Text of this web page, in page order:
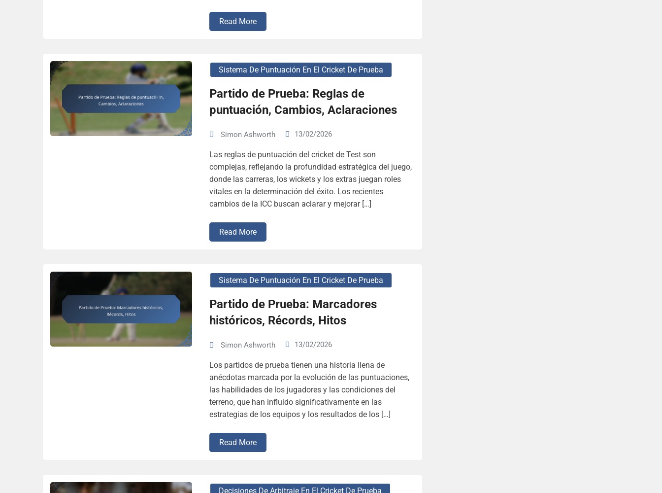
Read More
Sistema De Puntuación En El Cricket De Prueba
Partido de Prueba: Reglas de
puntuación, Cambios, Aclaraciones
Simon Ashworth 13/02/2026
Las reglas de puntuación del cricket de Test son
complejas, reflejando la profundidad estratégica del juego,
donde las carreras, los wickets y los extras juegan roles
vitales en la determinación del éxito. Los recientes
cambios de la ICC buscan aclarar y mejorar […]
Read More
Sistema De Puntuación En El Cricket De Prueba
Partido de Prueba: Marcadores
históricos, Récords, Hitos
Simon Ashworth 13/02/2026
Los partidos de prueba tienen una historia llena de
anécdotas marcada por la evolución de las puntuaciones,
las habilidades de los jugadores y las condiciones del
terreno, que han influido significativamente en las
estrategias de los equipos y los resultados de los […]
Read More
Decisiones De Arbitraje En El Cricket De Prueba